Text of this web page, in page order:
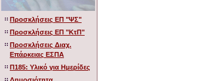
Προσκλήσεις ΕΠ "ΨΣ"
Προσκλήσεις ΕΠ "ΚτΠ"
Προσκλήσεις Διαχ.
Επάρκειας ΕΣΠΑ
Π185: Υλικό για Ημερίδες